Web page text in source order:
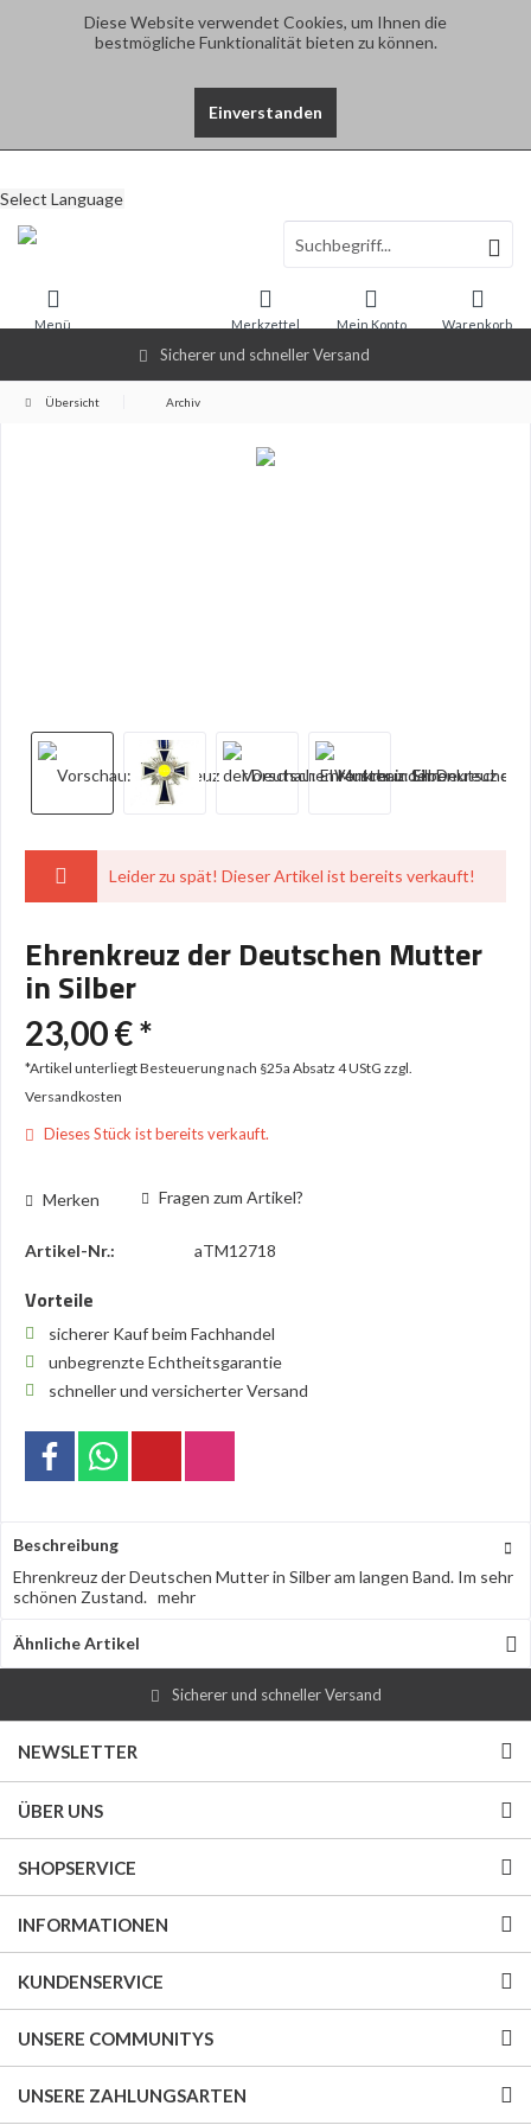
Diese Website verwendet Cookies, um Ihnen die
bestmögliche Funktionalität bieten zu können.
Einverstanden
Sicherer und schneller Versand
Select Language
Warenkorb
Merkzettel Mein Konto
Menü
Übersicht Archiv
Leider zu spät! Dieser Artikel ist bereits verkauft!
Ehrenkreuz der Deutschen Mutter
in Silber
23,00 € *
*Artikel unterliegt Besteuerung nach §25a Absatz 4 UStG zzgl.
Versandkosten
Dieses Stück ist bereits verkauft.
Merken Fragen zum Artikel?
Artikel-Nr.: aTM12718
Vorteile
sicherer Kauf beim Fachhandel
unbegrenzte Echtheitsgarantie
schneller und versicherter Versand
Beschreibung
Ehrenkreuz der Deutschen Mutter in Silber am langen Band. Im sehr
schönen Zustand. mehr
Ähnliche Artikel
Sicherer und schneller Versand
NEWSLETTER
ÜBER UNS
SHOPSERVICE
INFORMATIONEN
KUNDENSERVICE
UNSERE COMMUNITYS
UNSERE ZAHLUNGSARTEN